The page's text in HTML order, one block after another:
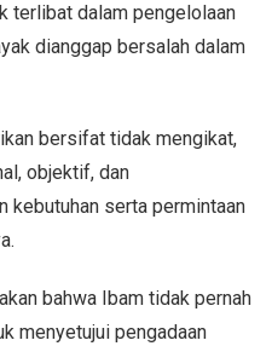
terlibat dalam pengelolaan
dianggap bersalah dalam
bersifat tidak mengikat,
objektif, dan
kebutuhan serta permintaan
bahwa Ibam tidak pernah
menyetujui pengadaan